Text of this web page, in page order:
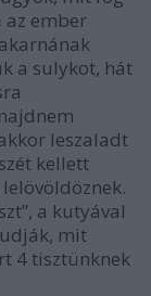
az ember
a sulykot, hát
leszaladt
kellett
a kutyával
mit
4 tisztünknek